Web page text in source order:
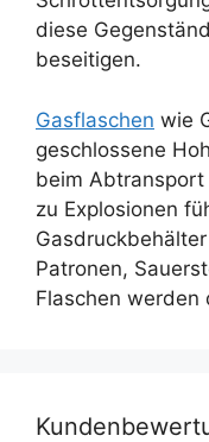
diese
beseitigen.
Gasflaschen wie
geschlossene
beim
zu Explosionen
Patronen,
Flaschen werden